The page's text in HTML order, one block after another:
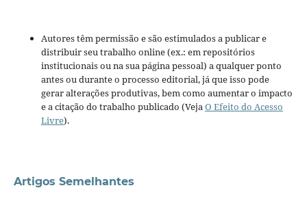
Autores têm permissão e são estimulados a publicar e
distribuir seu trabalho online (ex.: em repositórios
institucionais ou na sua página pessoal) a qualquer ponto
antes ou durante o processo editorial, já que isso pode
gerar alterações produtivas, bem como aumentar o impacto
e a citação do trabalho publicado (Veja O Efeito do Acesso
Livre).
Artigos Semelhantes